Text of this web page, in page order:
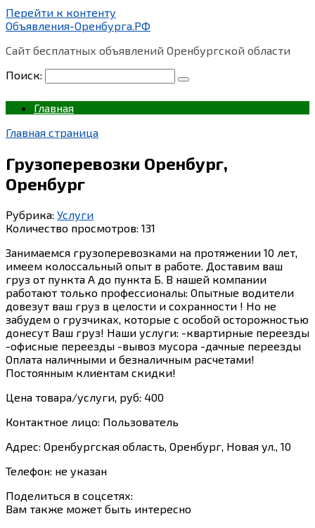
Перейти к контенту
Объявления-Оренбурга.РФ
Сайт бесплатных объявлений Оренбургской области
Поиск:
Главная
Главная страница
Грузоперевозки Оренбург,
Оренбург
Рубрика: Услуги
Количество просмотров: 131
Занимаемся грузоперевозками на протяжении 10 лет,
имеем колоссальный опыт в работе. Доставим ваш
груз от пункта А до пункта Б. В нашей компании
работают только профессионалы: Опытные водители
довезут ваш груз в целости и сохранности ! Но не
забудем о грузчиках, которые с особой осторожностью
донесут Ваш груз! Наши услуги: -квартирные переезды
-офисные переезды -вывоз мусора -дачные переезды
Оплата наличными и безналичным расчетами!
Постоянным клиентам скидки!
Цена товара/услуги, руб: 400
Контактное лицо: Пользователь
Адрес: Оренбургская область, Оренбург, Новая ул., 10
Телефон: не указан
Поделиться в соцсетях:
Вам также может быть интересно